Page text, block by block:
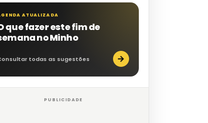
ATUALIZADA
que fazer este fim de
no Minho
todas as sugestões →
PUBLICIDADE